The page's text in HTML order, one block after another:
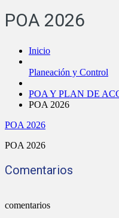
POA 2026
Inicio
Planeación y Control
POA Y PLAN DE
POA 2026
POA 2026
POA 2026
Comentarios
comentarios